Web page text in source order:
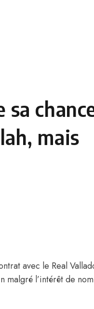
mais
avec le Real
malgré l’intérêt de